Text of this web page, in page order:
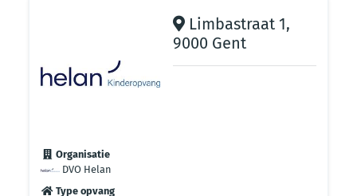
Limbastraat 1,
9000 Gent
Organisatie
DVO Helan
Type opvang